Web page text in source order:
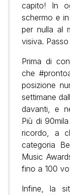
capito! In
schermo e
per nulla al
visiva.
Prima di
che
posizione
settimane
davanti, e
Più di
ricordo, a
categoria
Music
fino a 100
Infine, la